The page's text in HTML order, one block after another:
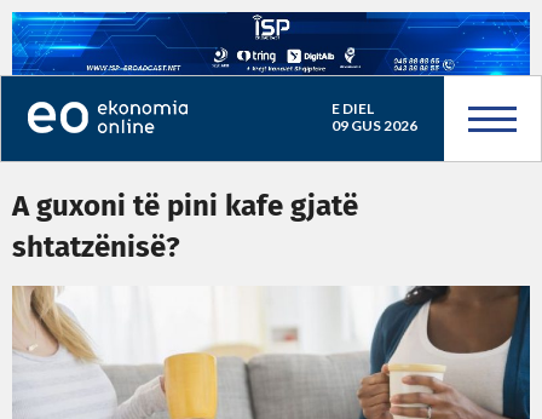
E DIEL
09 GUS 2026
A guxoni të pini kafe gjatë
shtatzënisë?